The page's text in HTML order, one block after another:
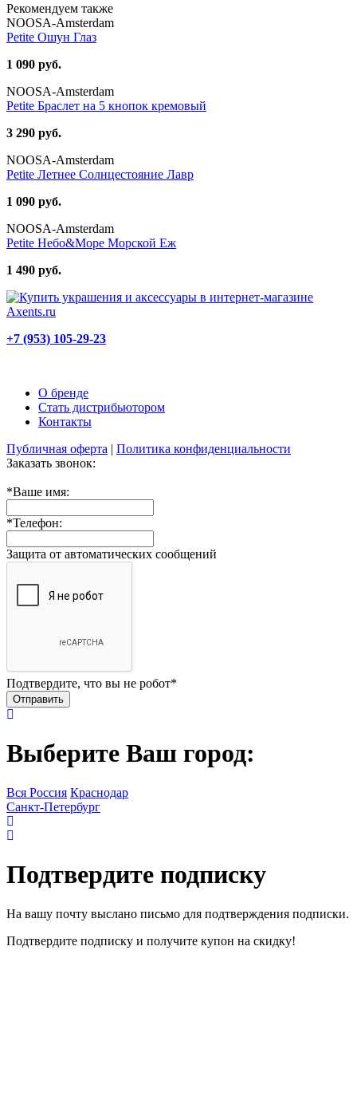
Рекомендуем также
NOOSA-Amsterdam
Petite Ошун Глаз
1 090 руб.
NOOSA-Amsterdam
Petite Браслет на 5 кнопок кремовый
3 290 руб.
NOOSA-Amsterdam
Petite Летнее Солнцестояние Лавр
1 090 руб.
NOOSA-Amsterdam
Petite Небо&Море Морской Еж
1 490 руб.
+7 (953) 105-29-23
О бренде
Стать дистрибьютором
Контакты
Публичная оферта | Политика конфиденциальности
Заказать звонок:
*Ваше имя:
*Телефон:
Защита от автоматических сообщений
Подтвердите, что вы не робот*
Выберите Ваш город:
Вся Россия Краснодар
Санкт-Петербург
Подтвердите подписку
На вашу почту выслано письмо для подтверждения подписки.
Подтвердите подписку и получите купон на скидку!